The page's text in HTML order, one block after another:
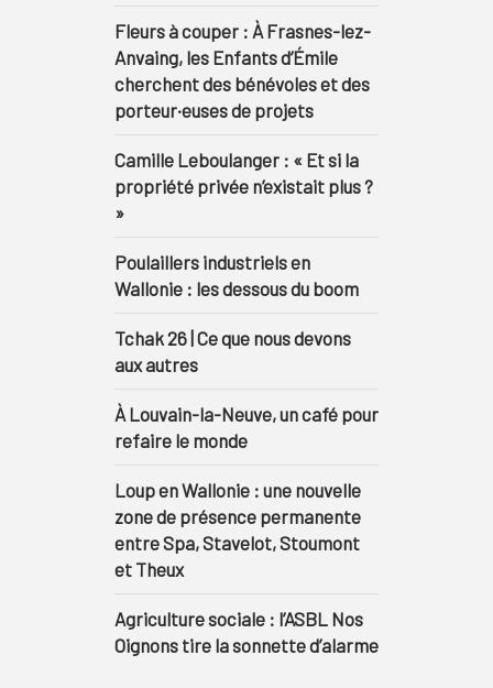
Fleurs à couper : À Frasnes-lez-
Anvaing, les Enfants d’Émile
cherchent des bénévoles et des
porteur·euses de projets
Camille Leboulanger : « Et si la
propriété privée n’existait plus ?
»
Poulaillers industriels en
Wallonie : les dessous du boom
Tchak 26 | Ce que nous devons
aux autres
À Louvain-la-Neuve, un café pour
refaire le monde
Loup en Wallonie : une nouvelle
zone de présence permanente
entre Spa, Stavelot, Stoumont
et Theux
Agriculture sociale : l’ASBL Nos
Oignons tire la sonnette d’alarme